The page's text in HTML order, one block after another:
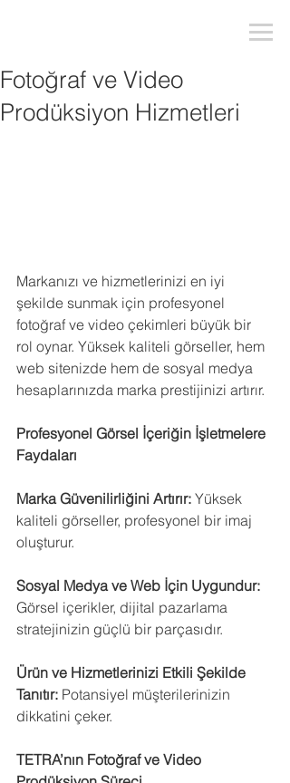
Fotoğraf ve Video
Prodüksiyon Hizmetleri
Markanızı ve hizmetlerinizi en iyi
şekilde sunmak için profesyonel
fotoğraf ve video çekimleri büyük bir
rol oynar. Yüksek kaliteli görseller, hem
web sitenizde hem de sosyal medya
hesaplarınızda marka prestijinizi artırır.
Profesyonel Görsel İçeriğin İşletmelere
Faydaları
Marka Güvenilirliğini Artırır: Yüksek
kaliteli görseller, profesyonel bir imaj
oluşturur.
Sosyal Medya ve Web İçin Uygundur:
Görsel içerikler, dijital pazarlama
stratejinizin güçlü bir parçasıdır.
Ürün ve Hizmetlerinizi Etkili Şekilde
Tanıtır: Potansiyel müşterilerinizin
dikkatini çeker.
TETRA’nın Fotoğraf ve Video